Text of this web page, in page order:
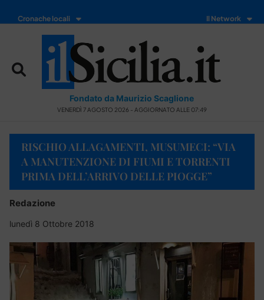
Cronache locali Il Network
Fondato da Maurizio Scaglione
VENERDÌ 7 AGOSTO 2026 - AGGIORNATO ALLE 07:49
RISCHIO ALLAGAMENTI, MUSUMECI: “VIA
A MANUTENZIONE DI FIUMI E TORRENTI
PRIMA DELL’ARRIVO DELLE PIOGGE”
Redazione
lunedì 8 Ottobre 2018